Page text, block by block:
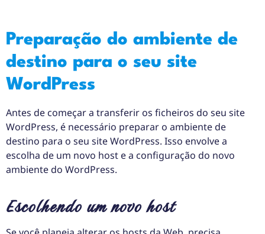
Preparação do ambiente de
destino para o seu site
WordPress
Antes de começar a transferir os ficheiros do seu site
WordPress, é necessário preparar o ambiente de
destino para o seu site WordPress. Isso envolve a
escolha de um novo host e a configuração do novo
ambiente do WordPress.
Escolhendo um novo host